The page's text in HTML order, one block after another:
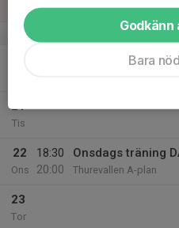
Thurevallen A-plan
Måndags träning
21
Tis
22
Ons
18:30
20:00
Onsdags träning
Thurevallen A-plan
23
Tor
Godkänn
Bara